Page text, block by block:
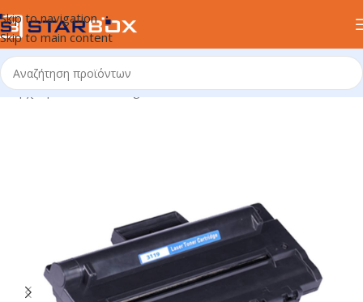
Skip to navigation
Skip to main content
Αρχική σελίδα/uncategorized